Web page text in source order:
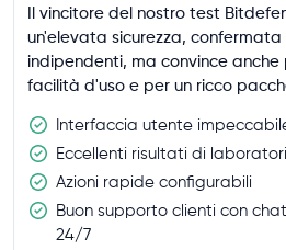
Il vincitore del nostro test
un'elevata sicurezza,
indipendenti, ma convince
facilità d'uso e per un ricco
Interfaccia utente
Eccellenti risultati di
Azioni rapide configurabili
Buon supporto clienti con
24/7